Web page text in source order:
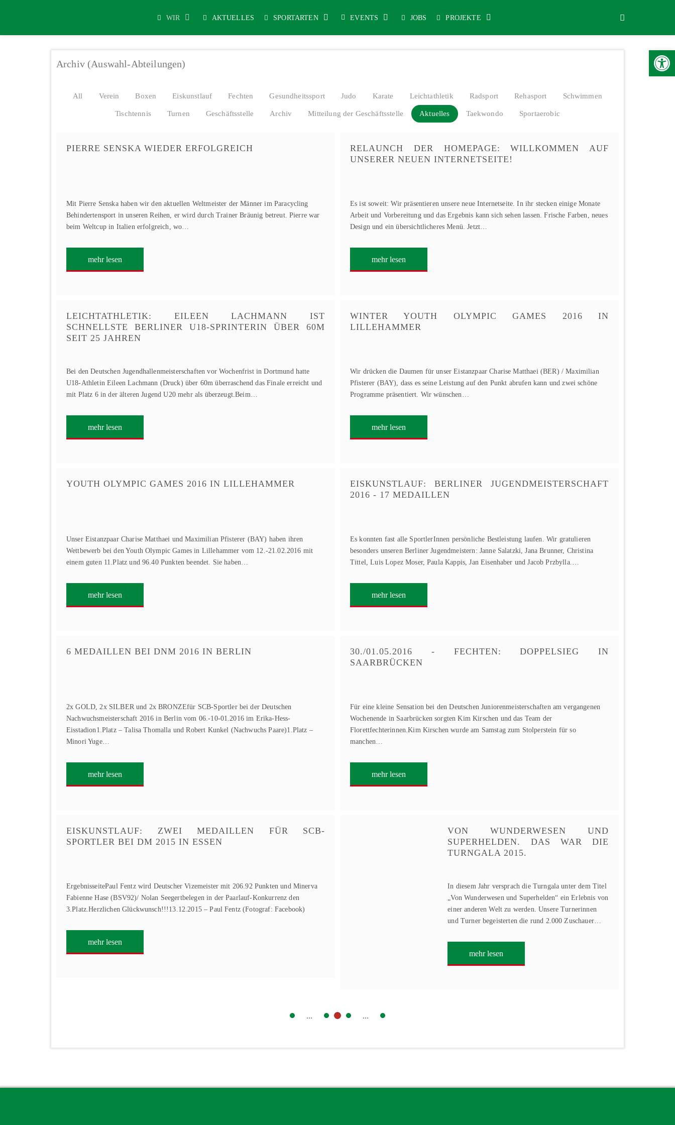
WIR AKTUELLES SPORTARTEN EVENTS JOBS PROJEKTE
Archiv (Auswahl-Abteilungen)
All Verein Boxen Eiskunstlauf Fechten Gesundheitssport Judo Karate Leichtathletik Radsport Rehasport Schwimmen
Tischtennis Turnen Geschäftsstelle Archiv Mitteilung der Geschäftsstelle Aktuelles Taekwondo Sportaerobic
PIERRE SENSKA WIEDER ERFOLGREICH
Mit Pierre Senska haben wir den aktuellen Weltmeister der Männer im Paracycling
Behindertensport in unseren Reihen, er wird durch Trainer Bräunig betreut. Pierre war
beim Weltcup in Italien erfolgreich, wo…
mehr lesen
RELAUNCH DER HOMEPAGE: WILLKOMMEN AUF
UNSERER NEUEN INTERNETSEITE!
Es ist soweit: Wir präsentieren unsere neue Internetseite. In ihr stecken einige Monate
Arbeit und Vorbereitung und das Ergebnis kann sich sehen lassen. Frische Farben, neues
Design und ein übersichtlicheres Menü. Jetzt…
mehr lesen
LEICHTATHLETIK: EILEEN LACHMANN IST
SCHNELLSTE BERLINER U18-SPRINTERIN ÜBER 60M
SEIT 25 JAHREN
Bei den Deutschen Jugendhallenmeisterschaften vor Wochenfrist in Dortmund hatte
U18-Athletin Eileen Lachmann (Druck) über 60m überraschend das Finale erreicht und
mit Platz 6 in der älteren Jugend U20 mehr als überzeugt.Beim…
mehr lesen
WINTER YOUTH OLYMPIC GAMES 2016 IN
LILLEHAMMER
Wir drücken die Daumen für unser Eistanzpaar Charise Matthaei (BER) / Maximilian
Pfisterer (BAY), dass es seine Leistung auf den Punkt abrufen kann und zwei schöne
Programme präsentiert. Wir wünschen…
mehr lesen
YOUTH OLYMPIC GAMES 2016 IN LILLEHAMMER
Unser Eistanzpaar Charise Matthaei und Maximilian Pfisterer (BAY) haben ihren
Wettbewerb bei den Youth Olympic Games in Lillehammer vom 12.-21.02.2016 mit
einem guten 11.Platz und 96.40 Punkten beendet. Sie haben…
mehr lesen
EISKUNSTLAUF: BERLINER JUGENDMEISTERSCHAFT
2016 - 17 MEDAILLEN
Es konnten fast alle SportlerInnen persönliche Bestleistung laufen. Wir gratulieren
besonders unseren Berliner Jugendmeistern: Janne Salatzki, Jana Brunner, Christina
Tittel, Luis Lopez Moser, Paula Kappis, Jan Eisenhaber und Jacob Przbylla.…
mehr lesen
6 MEDAILLEN BEI DNM 2016 IN BERLIN
2x GOLD, 2x SILBER und 2x BRONZEfür SCB-Sportler bei der Deutschen
Nachwuchsmeisterschaft 2016 in Berlin vom 06.-10-01.2016 im Erika-Hess-
Eisstadion1.Platz – Talisa Thomalla und Robert Kunkel (Nachwuchs Paare)1.Platz –
Minori Yuge…
mehr lesen
30./01.05.2016 - FECHTEN: DOPPELSIEG IN
SAARBRÜCKEN
Für eine kleine Sensation bei den Deutschen Juniorenmeisterschaften am vergangenen
Wochenende in Saarbrücken sorgten Kim Kirschen und das Team der
Florettfechterinnen.Kim Kirschen wurde am Samstag zum Stolperstein für so
manchen…
mehr lesen
EISKUNSTLAUF: ZWEI MEDAILLEN FÜR SCB-
SPORTLER BEI DM 2015 IN ESSEN
ErgebnisseitePaul Fentz wird Deutscher Vizemeister mit 206.92 Punkten und Minerva
Fabienne Hase (BSV92)/ Nolan Seegertbelegen in der Paarlauf-Konkurrenz den
3.Platz.Herzlichen Glückwunsch!!!13.12.2015 – Paul Fentz (Fotograf: Facebook)
mehr lesen
VON WUNDERWESEN UND
SUPERHELDEN. DAS WAR DIE
TURNGALA 2015.
In diesem Jahr versprach die Turngala unter dem Titel
„Von Wunderwesen und Superhelden“ ein Erlebnis von
einer anderen Welt zu werden. Unsere Turnerinnen
und Turner begeisterten die rund 2.000 Zuschauer…
mehr lesen
... ...